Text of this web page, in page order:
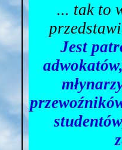
... tak to
Jest